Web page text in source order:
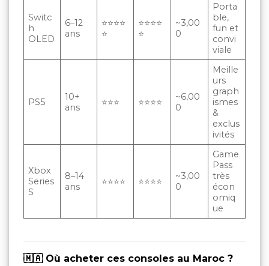
Switc
h
OLED
6–12
ans
⭐⭐⭐⭐
⭐
⭐⭐⭐⭐
⭐
~3,00
0
Porta
ble,
fun et
convi
viale
PS5
10+
ans
⭐⭐⭐ ⭐⭐⭐⭐
~6,00
0
Meille
urs
graph
ismes
&
exclus
ivités
Xbox
Series
S
8–14
ans
⭐⭐⭐⭐ ⭐⭐⭐⭐
~3,00
0
Game
Pass
très
écon
omiq
ue
🇲🇦 Où acheter ces consoles au Maroc ?